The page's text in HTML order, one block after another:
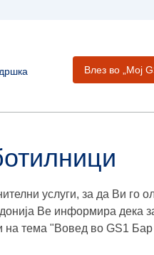
Влез во „Moj
услуги, за да Ви го
Ве информира дека
на тема "Вовед во GS1